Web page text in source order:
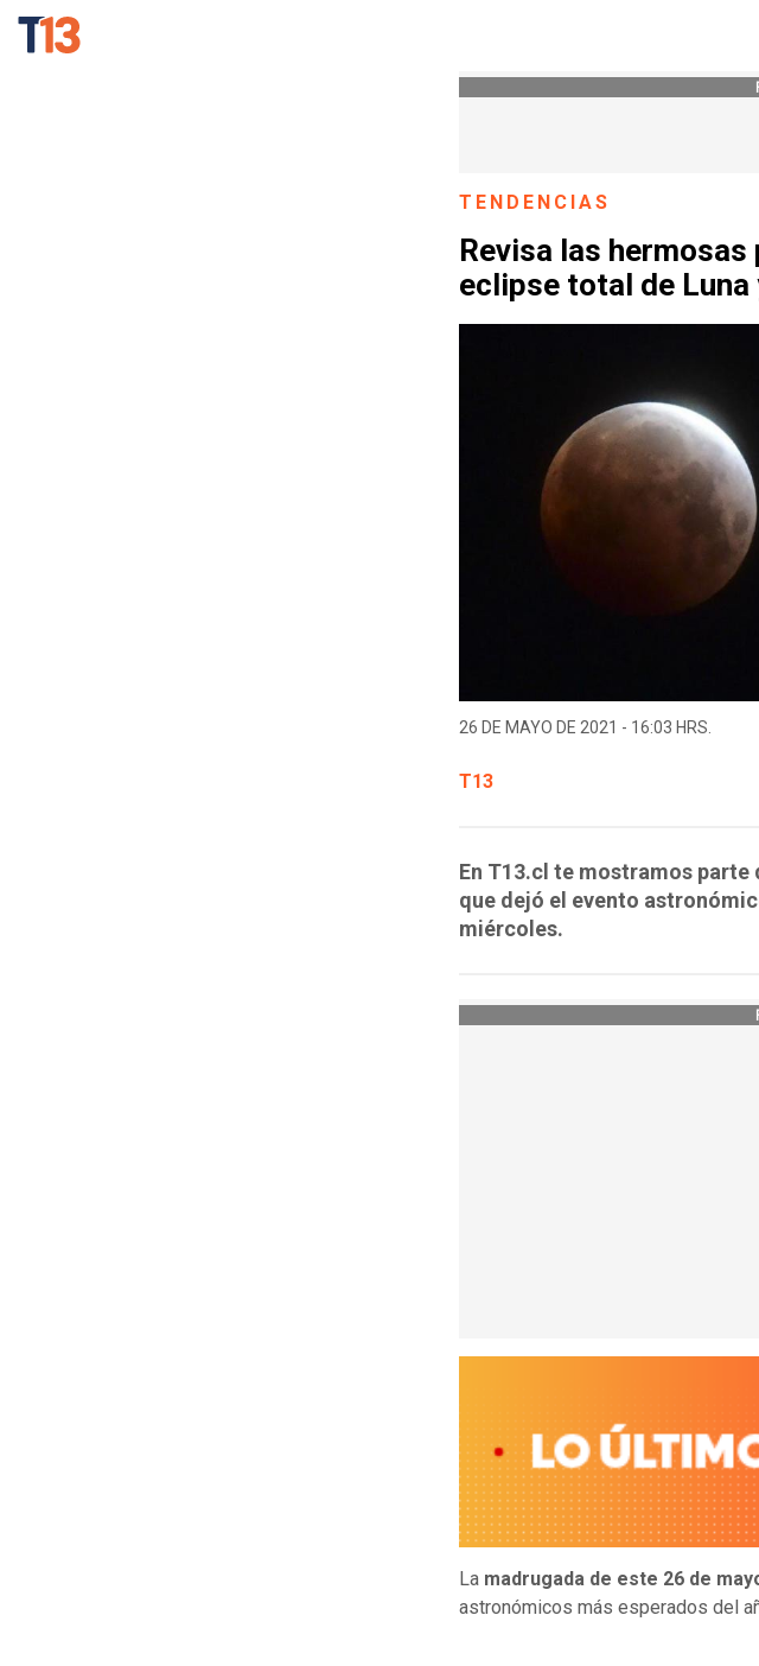
TENDENCIAS
Revisa las
eclipse total de Luna
26 DE MAYO DE 2021 - 16:03 HRS.
T13
En T13.cl te mostramos
que dejó el evento
miércoles.
La madrugada de este 26 de
astronómicos más esperados del